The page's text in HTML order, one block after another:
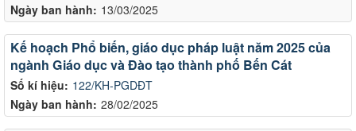
Ngày ban hành: 13/03/2025
Số kí hiệu: 122/KH-PGDĐT
Ngày ban hành: 28/02/2025
Kế hoạch Phổ biến, giáo dục pháp luật năm 2025 của
ngành Giáo dục và Đào tạo thành phố Bến Cát